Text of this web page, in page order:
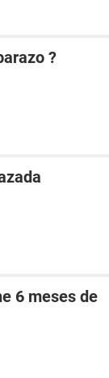
?
6 meses de